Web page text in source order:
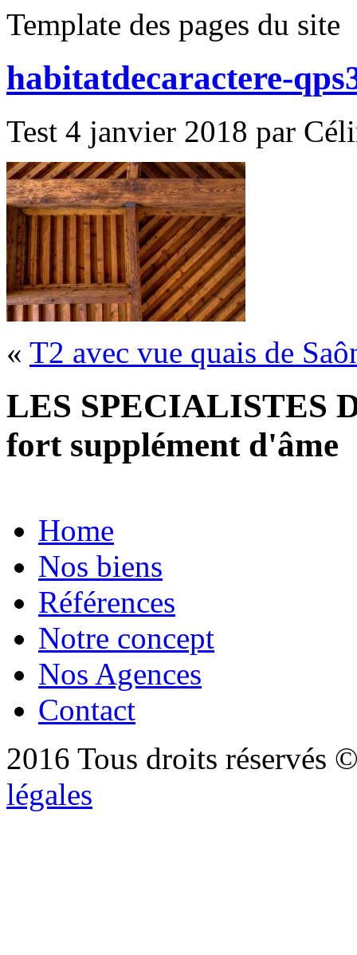
Template des pages du site
habitatdecaractere-
Test 4 janvier 2018 par
« T2 avec vue quais de
LES SPECIALISTES
fort supplément d'âme
Home
Nos biens
Références
Notre concept
Nos Agences
Contact
2016 Tous droits réservés
légales